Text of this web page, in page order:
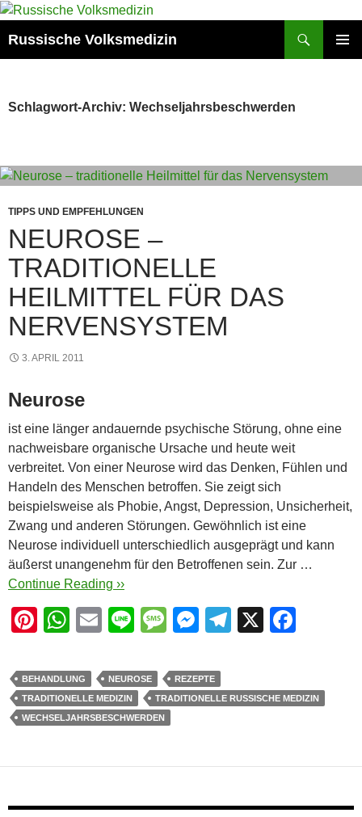
Zum
springen
Russische Volksmedizin
Schlagwort-Archiv: Wechseljahrsbeschwerden
TIPPS UND EMPFEHLUNGEN
NEUROSE –
TRADITIONELLE
HEILMITTEL FÜR DAS
NERVENSYSTEM
3. APRIL 2011
Neurose
ist eine länger andauernde psychische Störung, ohne eine
nachweisbare organische Ursache und heute weit
verbreitet. Von einer Neurose wird das Denken, Fühlen und
Handeln des Menschen betroffen. Sie zeigt sich
beispielsweise als Phobie, Angst, Depression, Unsicherheit,
Zwang und anderen Störungen. Gewöhnlich ist eine
Neurose individuell unterschiedlich ausgeprägt und kann
äußerst unangenehm für den Betroffenen sein. Zur …
Continue Reading ››
Pi
er
e
st
W
at
s
A
p
E
ail
Li
e
M
ss
a
g
M
ss
e
er
T
gr
X
e
o
k
BEHANDLUNG NEUROSE
REZEPTE
TRADITIONELLE MEDIZIN
TRADITIONELLE RUSSISCHE MEDIZIN
WECHSELJAHRSBESCHWERDEN